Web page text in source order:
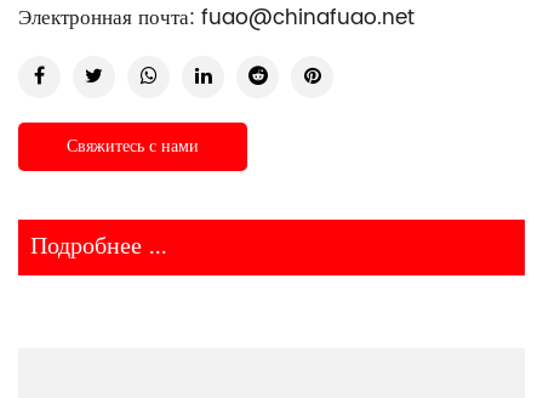
Электронная почта: fuao@chinafuao.net
Свяжитесь с нами
Подробнее ...